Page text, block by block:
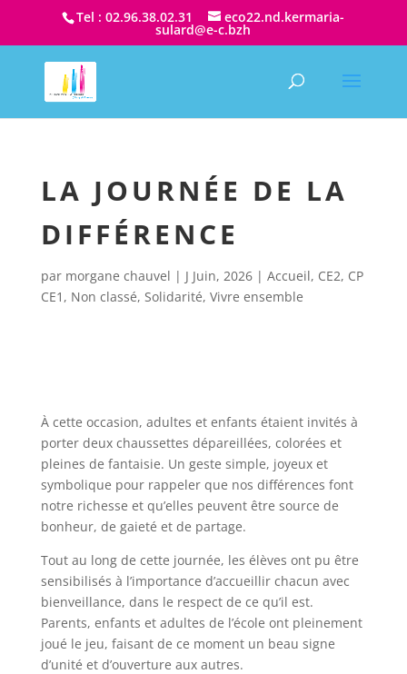
Tel : 02.96.38.02.31 eco22.nd.kermaria-
sulard@e-c.bzh
LA JOURNÉE DE LA
DIFFÉRENCE
par morgane chauvel | J Juin, 2026| Accueil, CE2, CP
CE1 , Non classé, Solidarité, Vivre ensemble
À cette occasion, adultes et enfants étaient invités à
porter deux chaussettes dépareillées, colorées et
pleines de fantaisie. Un geste simple, joyeux et
symbolique pour rappeler que nos différences font
notre richesse et qu’elles peuvent être source de
bonheur, de gaieté et de partage.
Tout au long de cette journée, les élèves ont pu être
sensibilisés à l’importance d’accueillir chacun avec
bienveillance, dans le respect de ce qu’il est.
Parents, enfants et adultes de l’école ont pleinement
joué le jeu, faisant de ce moment un beau signe
d’unité et d’ouverture aux autres.